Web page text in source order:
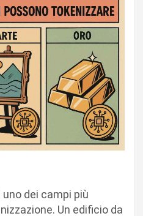
dei campi più
Un edificio da